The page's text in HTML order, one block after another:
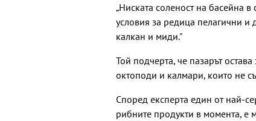
„Ниската соленост на басейна
условия за редица пелагични
калкан и миди."
Той подчерта, че пазарът
октоподи и калмари, които не
Според експерта един от най-
рибните продукти в момента, е